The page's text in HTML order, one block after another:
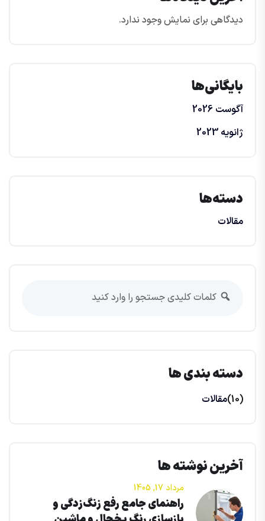
دیدگاهی برای نمایش وجود ندارد.
بایگانی‌ها
آگوست 2026
ژانویه 2023
دسته‌ها
مقالات
دسته بندی ها
مقالات (10)
آخرین نوشته ها
مرداد 17, 1405
راهنمای جامع رفع زنگ‌زدگی و